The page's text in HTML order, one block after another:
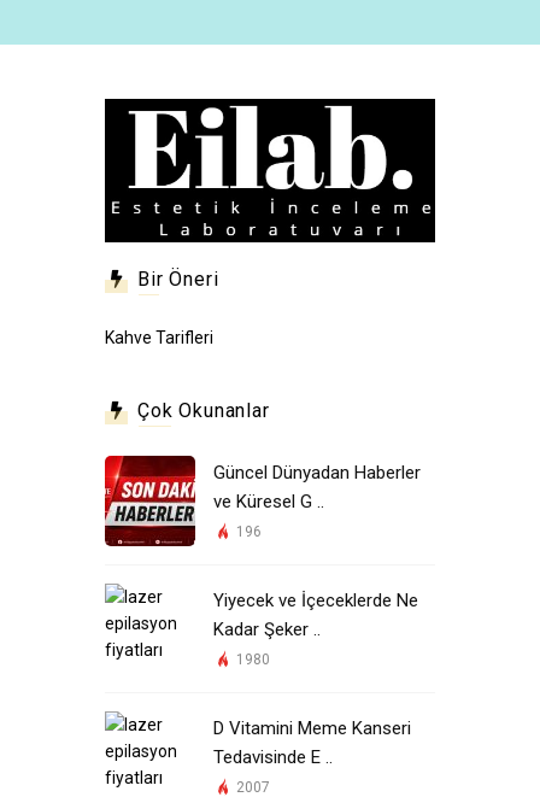
Bir Öneri
Kahve Tarifleri
Çok Okunanlar
Güncel Dünyadan Haberler
ve Küresel G ..
196
Yiyecek ve İçeceklerde Ne
Kadar Şeker ..
1980
D Vitamini Meme Kanseri
Tedavisinde E ..
2007